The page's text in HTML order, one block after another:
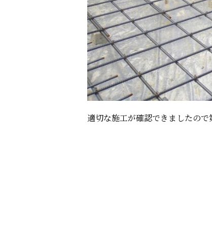
適切な施工が確認できましたので